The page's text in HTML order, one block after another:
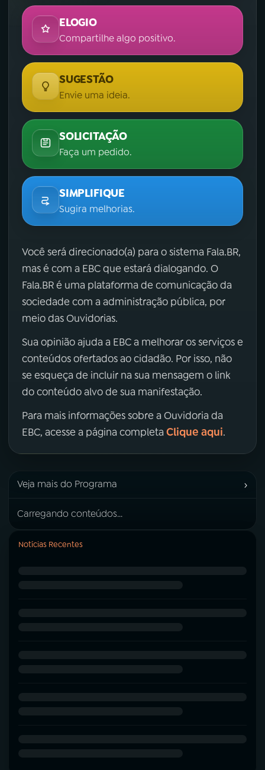
ELOGIO
Compartilhe algo positivo.
SUGESTÃO
Envie uma ideia.
SOLICITAÇÃO
Faça um pedido.
SIMPLIFIQUE
Sugira melhorias.
Você será direcionado(a) para o sistema Fala.BR,
mas é com a EBC que estará dialogando. O
Fala.BR é uma plataforma de comunicação da
sociedade com a administração pública, por
meio das Ouvidorias.
Sua opinião ajuda a EBC a melhorar os serviços e
conteúdos ofertados ao cidadão. Por isso, não
se esqueça de incluir na sua mensagem o link
do conteúdo alvo de sua manifestação.
Para mais informações sobre a Ouvidoria da
EBC, acesse a página completa Clique aqui.
Veja mais do Programa ›
Carregando conteúdos...
Notícias Recentes